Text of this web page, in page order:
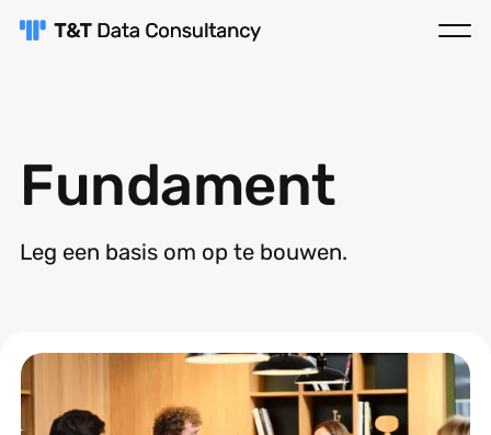
Fundament
Leg een basis om op te bouwen.